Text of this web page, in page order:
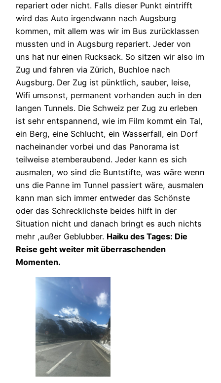
repariert oder nicht. Falls dieser Punkt eintrifft
wird das Auto irgendwann nach Augsburg
kommen, mit allem was wir im Bus zurücklassen
mussten und in Augsburg repariert. Jeder von
uns hat nur einen Rucksack. So sitzen wir also im
Zug und fahren via Zürich, Buchloe nach
Augsburg. Der Zug ist pünktlich, sauber, leise,
Wifi umsonst, permanent vorhanden auch in den
langen Tunnels. Die Schweiz per Zug zu erleben
ist sehr entspannend, wie im Film kommt ein Tal,
ein Berg, eine Schlucht, ein Wasserfall, ein Dorf
nacheinander vorbei und das Panorama ist
teilweise atemberaubend. Jeder kann es sich
ausmalen, wo sind die Buntstifte, was wäre wenn
uns die Panne im Tunnel passiert wäre, ausmalen
kann man sich immer entweder das Schönste
oder das Schrecklichste beides hilft in der
Situation nicht und danach bringt es auch nichts
mehr ,außer Geblubber. Haiku des Tages: Die
Reise geht weiter mit überraschenden
Momenten.